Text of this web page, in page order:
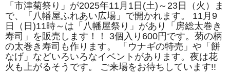
「市津菊祭り」が2025年11月1日(土)～23日（火）ま
で、「八幡屋ふれあい広場」で開かれます。 11月9
日（日)11時～は「八幡屋祭り」があり「房総太巻き
寿司」を販売します！！ 3個入り600円です。菊の柄
の太巻き寿司も作ります。 「ウナギの特売」や「餅
なげ」などいろいろなイベントがあります。夜は花
火も上がるそうです。 ご来場をお待ちしています!!